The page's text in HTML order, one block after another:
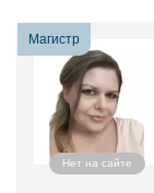
Магистр
Нет на сайте